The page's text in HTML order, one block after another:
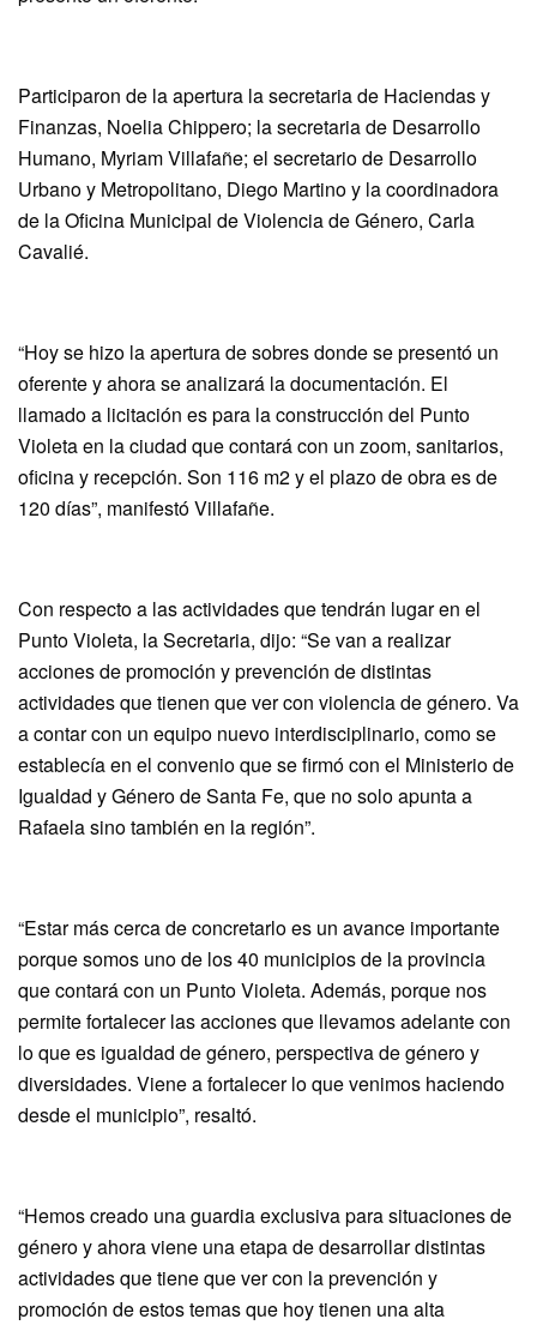
Participaron de la apertura la secretaria de Haciendas y
Finanzas, Noelia Chippero; la secretaria de Desarrollo
Humano, Myriam Villafañe; el secretario de Desarrollo
Urbano y Metropolitano, Diego Martino y la coordinadora
de la Oficina Municipal de Violencia de Género, Carla
Cavalié.
“Hoy se hizo la apertura de sobres donde se presentó un
oferente y ahora se analizará la documentación. El
llamado a licitación es para la construcción del Punto
Violeta en la ciudad que contará con un zoom, sanitarios,
oficina y recepción. Son 116 m2 y el plazo de obra es de
120 días”, manifestó Villafañe.
Con respecto a las actividades que tendrán lugar en el
Punto Violeta, la Secretaria, dijo: “Se van a realizar
acciones de promoción y prevención de distintas
actividades que tienen que ver con violencia de género. Va
a contar con un equipo nuevo interdisciplinario, como se
establecía en el convenio que se firmó con el Ministerio de
Igualdad y Género de Santa Fe, que no solo apunta a
Rafaela sino también en la región”.
“Estar más cerca de concretarlo es un avance importante
porque somos uno de los 40 municipios de la provincia
que contará con un Punto Violeta. Además, porque nos
permite fortalecer las acciones que llevamos adelante con
lo que es igualdad de género, perspectiva de género y
diversidades. Viene a fortalecer lo que venimos haciendo
desde el municipio”, resaltó.
“Hemos creado una guardia exclusiva para situaciones de
género y ahora viene una etapa de desarrollar distintas
actividades que tiene que ver con la prevención y
promoción de estos temas que hoy tienen una alta